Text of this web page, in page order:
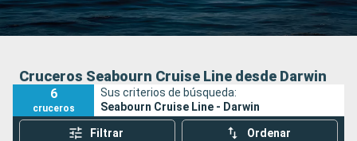
Puertos Compañías
Cruceros Seabourn Cruise Line desde Darwin
6
cruceros
Sus criterios de búsqueda:
Seabourn Cruise Line - Darwin
Filtrar Ordenar